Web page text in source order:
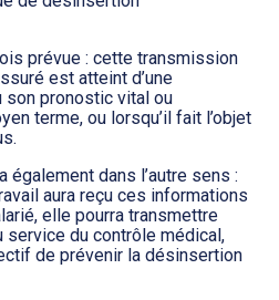
prévue : cette transmission
est atteint d’une
son pronostic vital ou
terme, ou lorsqu’il fait l’objet
dans l’autre sens :
aura reçu ces informations
elle pourra transmettre
du contrôle médical,
de prévenir la désinsertion